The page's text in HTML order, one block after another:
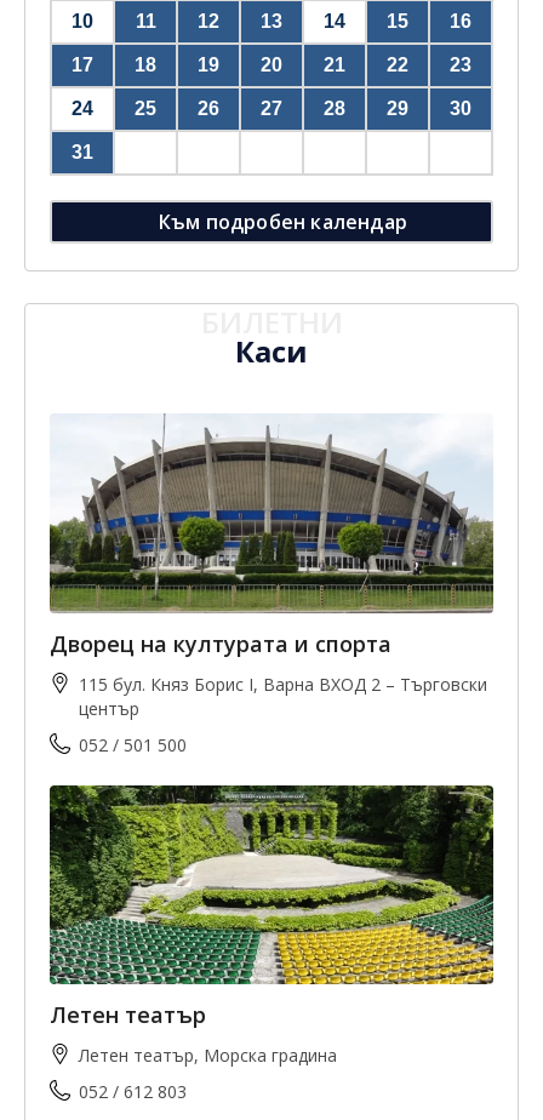
10 11 12 13 14 15 16
17 18 19 20 21 22 23
24 25 26 27 28 29 30
31
Към подробен календар
Каси
Дворец на културата и спорта
115 бул. Княз Борис I, Варна ВХОД 2 – Търговски
център
052 / 501 500
Летен театър
Летен театър, Морска градина
052 / 612 803